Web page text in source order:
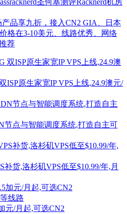
racknerd圣何塞测评Racknerd机房
产品享九折，接入CN2 GIA、日本
格在3-10美元、线路优秀、网络
荐
ISP原生家宽IP VPS上线,24.9澳元/
节点与智能调度系统,打造自主可
补货,洛杉矶VPS低至$10.99/年,月
元/月起,可选CN2